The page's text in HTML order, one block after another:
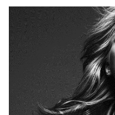
TRENDING
EVENTS
MLDPODCAST
MLDPOINTS